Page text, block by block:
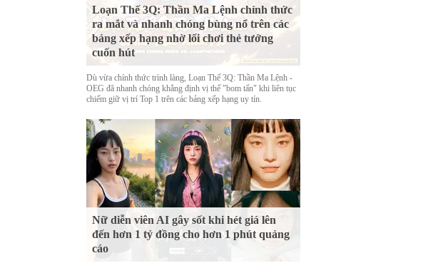
Loạn Thế 3Q: Thần Ma Lệnh chính thức
ra mắt và nhanh chóng bùng nổ trên các
bảng xếp hạng nhờ lối chơi thẻ tướng
cuốn hút
Dù vừa chính thức trình làng, Loạn Thế 3Q: Thần Ma Lệnh -
OEG đã nhanh chóng khẳng định vị thế "bom tấn" khi liên tục
chiếm giữ vị trí Top 1 trên các bảng xếp hạng uy tín.
Nữ diễn viên AI gây sốt khi hét giá lên
đến hơn 1 tỷ đồng cho hơn 1 phút quảng
cáo